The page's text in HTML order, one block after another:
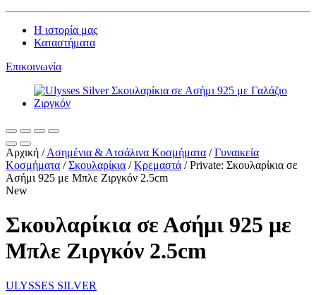
Η ιστορία μας
Καταστήματα
Επικοινωνία
Αρχική /Ασημένια & Ατσάλινα Κοσμήματα /Γυναικεία
Κοσμήματα /Σκουλαρίκια /Κρεμαστά /Private: Σκουλαρίκια σε
Ασήμι 925 με Μπλε Ζιργκόν 2.5cm
New
Σκουλαρίκια σε Ασήμι 925 με
Μπλε Ζιργκόν 2.5cm
ULYSSES SILVER